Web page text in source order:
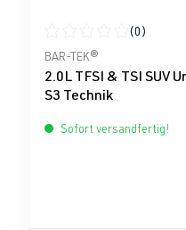
Durchschnittliche
(0)
BAR-TEK®
2.0L TFSI & TSI SUV
S3 Technik
Sofort versandfertig!